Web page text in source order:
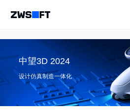
中望3D 2024
设计仿真制造一体化